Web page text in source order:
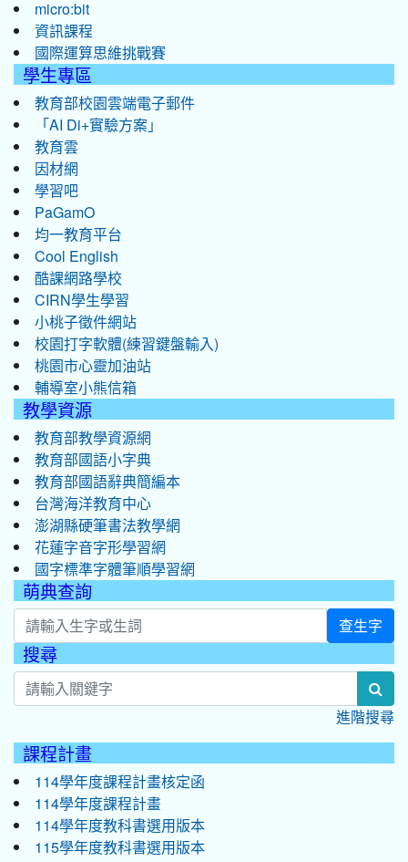
micro:bit
資訊課程
國際運算思維挑戰賽
學生專區
教育部校園雲端電子郵件
「AI Di+實驗方案」
教育雲
因材網
學習吧
PaGamO
均一教育平台
Cool English
酷課網路學校
CIRN學生學習
小桃子徵件網站
校園打字軟體(練習鍵盤輸入)
桃園市心靈加油站
輔導室小熊信箱
教學資源
教育部教學資源網
教育部國語小字典
教育部國語辭典簡編本
台灣海洋教育中心
澎湖縣硬筆書法教學網
花蓮字音字形學習網
國字標準字體筆順學習網
萌典查詢
查生字
搜尋
進階搜尋
課程計畫
114學年度課程計畫核定函
114學年度課程計畫
114學年度教科書選用版本
115學年度教科書選用版本